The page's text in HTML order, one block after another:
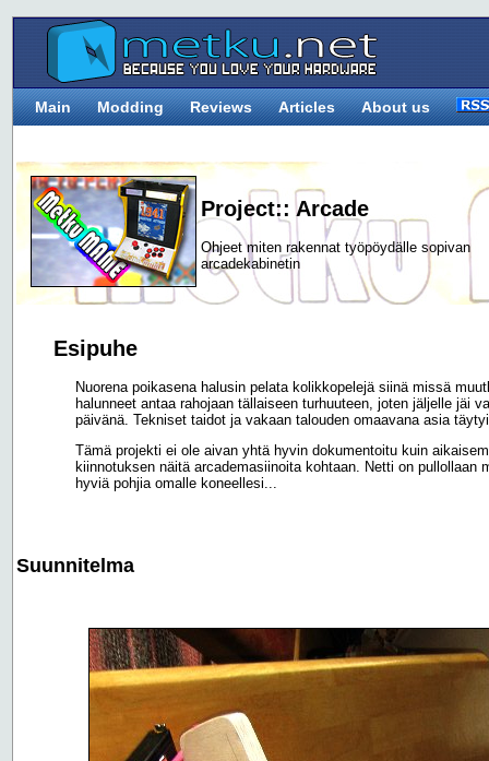
Main Modding Reviews Articles About us
Project:: Arcade
Ohjeet miten rakennat työpöydälle sopivan
arcadekabinetin
Esipuhe
Nuorena poikasena halusin pelata kolikkopelejä siinä missä
halunneet antaa rahojaan tällaiseen turhuuteen, joten jäljelle jäi
päivänä. Tekniset taidot ja vakaan talouden omaavana asia
Tämä projekti ei ole aivan yhtä hyvin dokumentoitu kuin
kiinnotuksen näitä arcademasiinoita kohtaan. Netti on
hyviä pohjia omalle koneellesi...
Suunnitelma